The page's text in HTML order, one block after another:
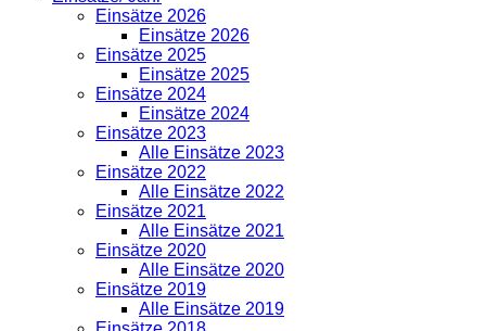
Einsätze 2026
Einsätze 2026
Einsätze 2025
Einsätze 2025
Einsätze 2024
Einsätze 2024
Einsätze 2023
Alle Einsätze 2023
Einsätze 2022
Alle Einsätze 2022
Einsätze 2021
Alle Einsätze 2021
Einsätze 2020
Alle Einsätze 2020
Einsätze 2019
Alle Einsätze 2019